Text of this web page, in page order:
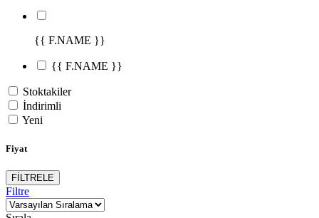
{{ F.NAME }}
{{ F.NAME }}
Stoktakiler
İndirimli
Yeni
Fiyat
FİLTRELE
Filtre